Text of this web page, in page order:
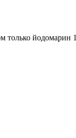
только йодомарин